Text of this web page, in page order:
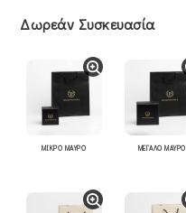
Δωρεάν Συσκευασία
ΜΙΚΡΟ ΜΑΥΡΟ ΜΕΓΑΛΟ ΜΑΥΡΟ